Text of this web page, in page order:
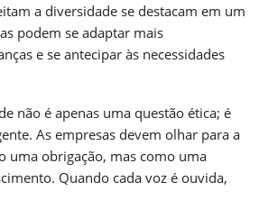
a diversidade se destacam em um
podem se adaptar mais
e se antecipar às necessidades
não é apenas uma questão ética; é
As empresas devem olhar para a
uma obrigação, mas como uma
Quando cada voz é ouvida,